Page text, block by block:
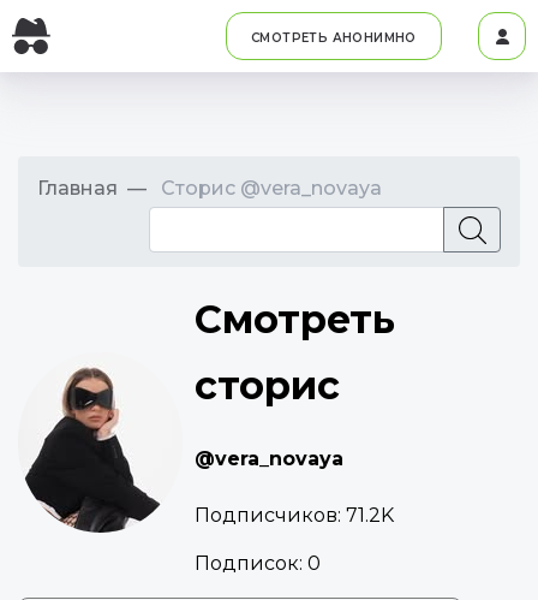
СМОТРЕТЬ АНОНИМНО
Главная Сторис @vera_novaya
Смотреть
сторис
@vera_novaya
Подписчиков: 71.2K
Подписок: 0